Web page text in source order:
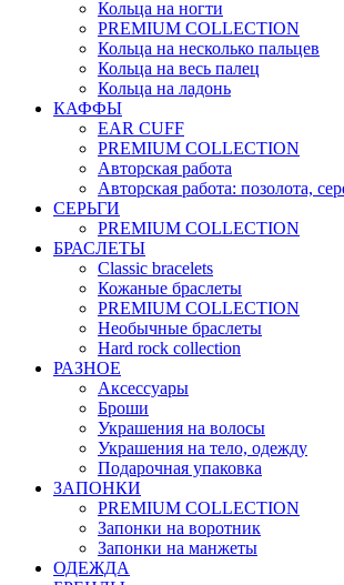
Кольца на ногти
PREMIUM COLLECTION
Кольца на несколько пальцев
Кольца на весь палец
Кольца на ладонь
КАФФЫ
EAR CUFF
PREMIUM COLLECTION
Авторская работа
Авторская работа: позолота,
СЕРЬГИ
PREMIUM COLLECTION
БРАСЛЕТЫ
Classic bracelets
Кожаные браслеты
PREMIUM COLLECTION
Необычные браслеты
Hard rock collection
РАЗНОЕ
Аксессуары
Броши
Украшения на волосы
Украшения на тело, одежду
Подарочная упаковка
ЗАПОНКИ
PREMIUM COLLECTION
Запонки на воротник
Запонки на манжеты
ОДЕЖДА